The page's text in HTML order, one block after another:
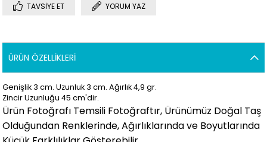
TAVSIYE ET YORUM YAZ
ÜRÜN ÖZELLIKLERI
Genişlik 3 cm. Uzunluk 3 cm. Ağırlık 4,9gr.
Zincir Uzunluğu 45 cm'dir.
Ürün Fotoğrafı Temsili Fotoğraftır, Ürünümüz Doğal Taş
Olduğundan Renklerinde, Ağırlıklarında ve Boyutlarında